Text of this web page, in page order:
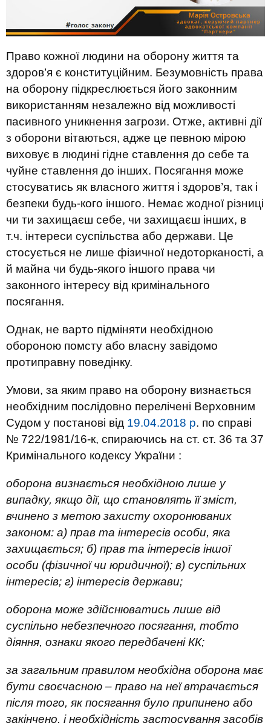
Право кожної людини на оборону життя та
здоров’я є конституційним. Безумовність права
на оборону підкреслюється його законним
використанням незалежно від можливості
пасивного уникнення загрози. Отже, активні дії
з оборони вітаються, адже це певною мірою
виховує в людині гідне ставлення до себе та
чуйне ставлення до інших. Посягання може
стосуватись як власного життя і здоров’я, так і
безпеки будь-кого іншого. Немає жодної різниці
чи ти захищаєш себе, чи захищаєш інших, в
т.ч. інтереси суспільства або держави. Це
стосується не лише фізичної недоторканості, а
й майна чи будь-якого іншого права чи
законного інтересу від кримінального
посягання.
Однак, не варто підміняти необхідною
обороною помсту або власну завідомо
протиправну поведінку.
Умови, за яким право на оборону визнається
необхідним послідовно перелічені Верховним
Судом у постанові від 19.04.2018 р. по справі
№ 722/1981/16-к, спираючись на ст. ст. 36 та 37
Кримінального кодексу України :
оборона визнається необхідною лише у
випадку, якщо дії, що становлять її зміст,
вчинено з метою захисту охоронюваних
законом: а) прав та інтересів особи, яка
захищається; б) прав та інтересів іншої
особи (фізичної чи юридичної); в) суспільних
інтересів; г) інтересів держави;
оборона може здійснюватись лише від
суспільно небезпечного посягання, тобто
діяння, ознаки якого передбачені КК;
за загальним правилом необхідна оборона має
бути своєчасною – право на неї втрачається
після того, як посягання було припинено або
закінчено, і необхідність застосування засобів